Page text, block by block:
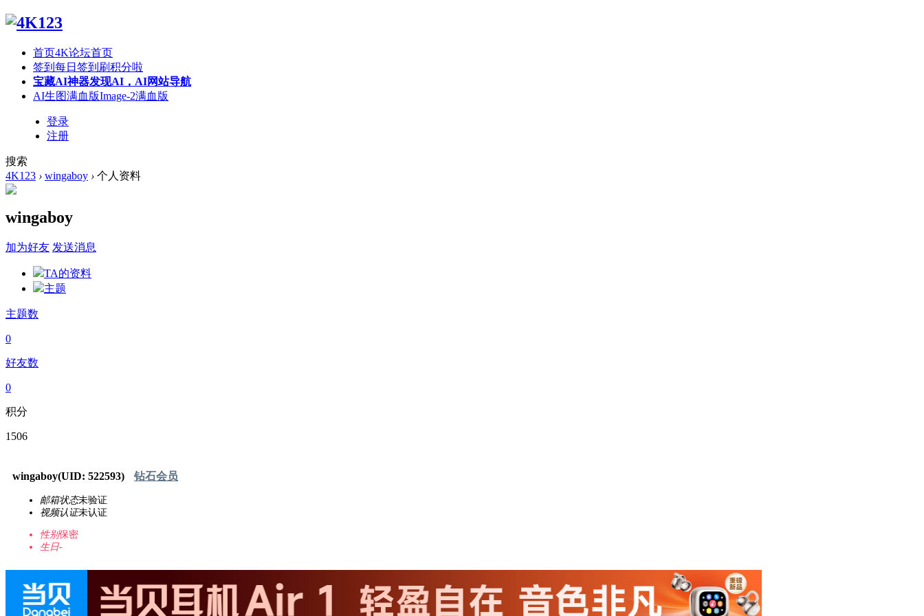
首页4K论坛首页
签到 每日签到刷积分啦
宝藏AI神器发现AI，AI网站导航
AI生图满血版Image-2满血版
登录
注册
搜索
4K123 › wingaboy › 个人资料
wingaboy
加为好友 发送消息
TA的资料
主题
主题数
0
好友数
0
积分
1506
wingaboy(UID: 522593) 钻石会员
邮箱状态未验证
视频认证未认证
性别保密
生日-